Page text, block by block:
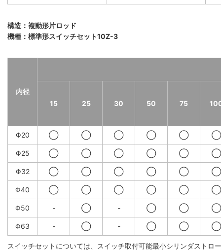
構造：複動形片ロッド
機種：標準形スイッチセット10Z-3
内径
15
25 30 50 75
Φ20 ◯ ◯ ◯ ◯ ◯ ◯
Φ25 ◯ ◯ ◯ ◯ ◯ ◯
Φ32 ◯ ◯ ◯ ◯ ◯ ◯
Φ40 ◯ ◯ ◯ ◯ ◯ ◯
Φ50 - ◯ - ◯ ◯ ◯
Φ63 - ◯ - ◯ ◯ ◯
スイッチセットについては、スイッチ取付可能最小シリンダストロ